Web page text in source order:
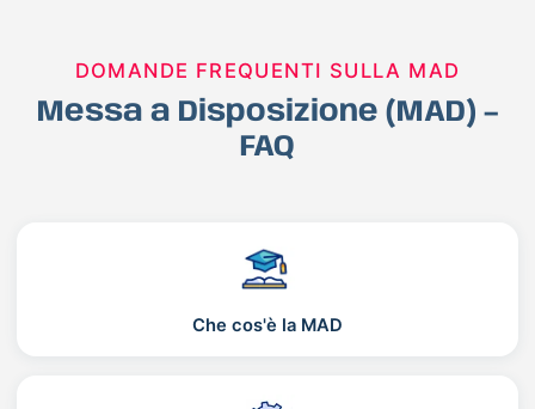
DOMANDE FREQUENTI SULLA MAD
Messa a Disposizione (MAD) –
FAQ
Che cos'è la MAD